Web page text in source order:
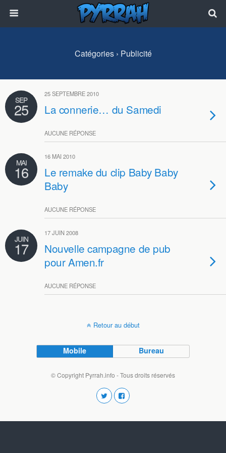
Catégories › Publicité
SEP
25
25 SEPTEMBRE 2010
La connerie… du Samedi
AUCUNE RÉPONSE
MAI
16
16 MAI 2010
Le remake du clip Baby Baby
Baby
AUCUNE RÉPONSE
JUIN
17
17 JUIN 2008
Nouvelle campagne de pub
pour Amen.fr
AUCUNE RÉPONSE
Retour au début
Mobile Bureau
© Copyright Pyrrah.info - Tous droits réservés